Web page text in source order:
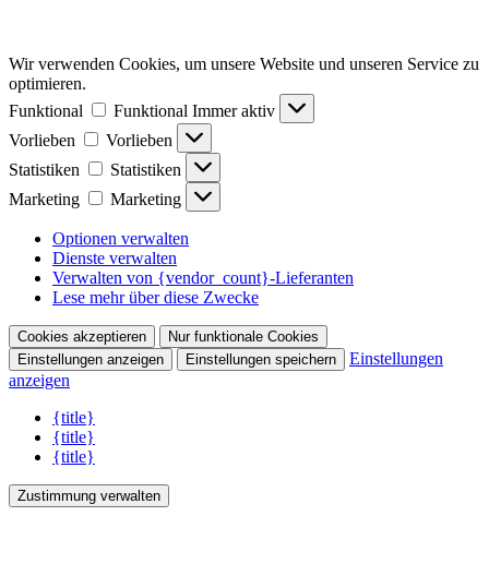
Wir verwenden Cookies, um unsere Website und unseren Service zu
optimieren.
Funktional
Funktional Immer aktiv
Vorlieben
Vorlieben
Statistiken
Statistiken
Marketing
Marketing
Optionen verwalten
Dienste verwalten
Verwalten von {vendor_count}-Lieferanten
Lese mehr über diese Zwecke
Cookies akzeptieren
Nur funktionale Cookies
Einstellungen anzeigen
Einstellungen speichern
Einstellungen
anzeigen
{title}
{title}
{title}
Zustimmung verwalten